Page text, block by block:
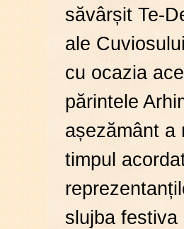
săvârșit Te-
ale
cu ocazia
părintele
așezământ a
timpul
slujba